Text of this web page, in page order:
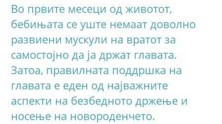
Во првите месеци од животот,
бебињата сe уште немаат доволно
развиени мускули на вратот за
самостојно да ја држат главата.
Затоа, правилната поддршка на
главата е еден од најважните
аспекти на безбедното држење и
носење на новороденчето.